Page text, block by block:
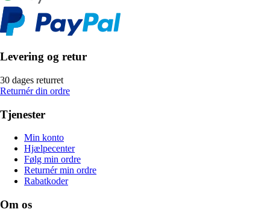
Levering og retur
30 dages returret
Returnér din ordre
Tjenester
Min konto
Hjælpecenter
Følg min ordre
Returnér min ordre
Rabatkoder
Om os